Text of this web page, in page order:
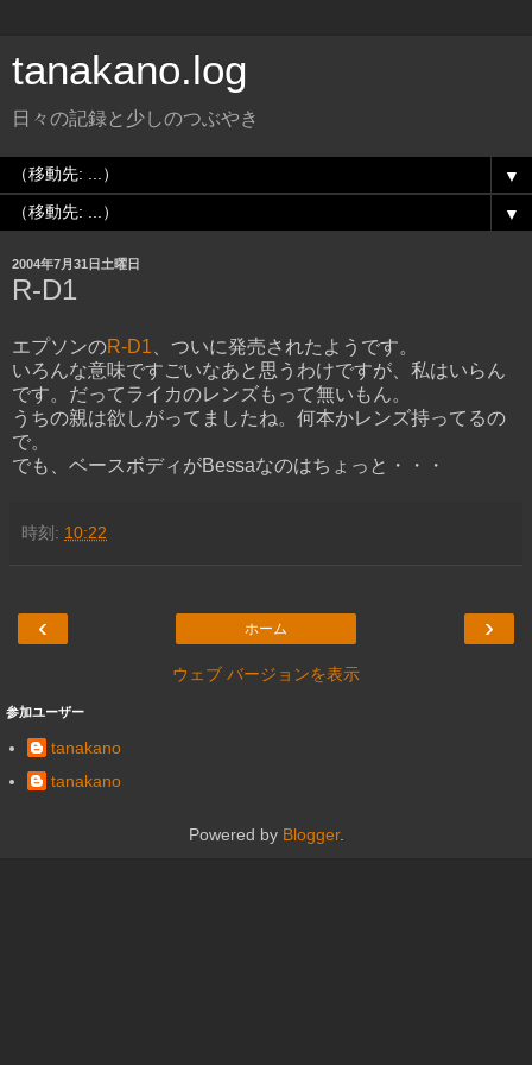
tanakano.log
日々の記録と少しのつぶやき
▼
▼
2004年7月31日土曜日
R-D1
エプソンのR-D1 、ついに発売されたようです。
いろんな意味ですごいなあと思うわけですが、私はいらん
です。だってライカのレンズもって無いもん。
うちの親は欲しがってましたね。何本かレンズ持ってるの
で。
でも、ベースボディがBessaなのはちょっと・・・
時刻: 10:22
‹ ›
ホーム
ウェブ バージョンを表示
参加ユーザー
tanakano
tanakano
Powered by Blogger.